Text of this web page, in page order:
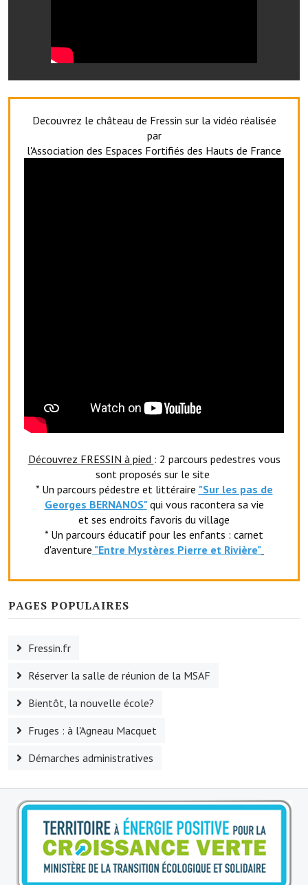
Le conseil départemental
VILLE PRATIQUE
Etablissements scolaires
Commerçants, artisans
Commerces et professions libérales
Agents immobiliers
Réserver une salle
Salle Georges Delépine
Maison des services et des associations fressinoises
VILLE ACTIVE
Village culturel
La société musicale de l'Avenir Fressinois
La troupe théâtrale de l'Avenir Fressinois
Les Amis du Patrimoine
L'association du château
Decouvrez le château de Fressin sur la vidéo réalisée
par
l'Association des Espaces Fortifiés des Hauts de France
Découvrez FRESSIN à pied : 2 parcours pedestres vous
sont proposés sur le site
* Un parcours pédestre et littéraire "Sur les pas de
Georges BERNANOS" qui vous racontera sa vie
et ses endroits favoris du village
* Un parcours éducatif pour les enfants : carnet
d'aventure "Entre Mystères Pierre et Rivière"
PAGES POPULAIRES
Fressin.fr
Réserver la salle de réunion de la MSAF
Bientôt, la nouvelle école?
Fruges : à l'Agneau Macquet
Démarches administratives